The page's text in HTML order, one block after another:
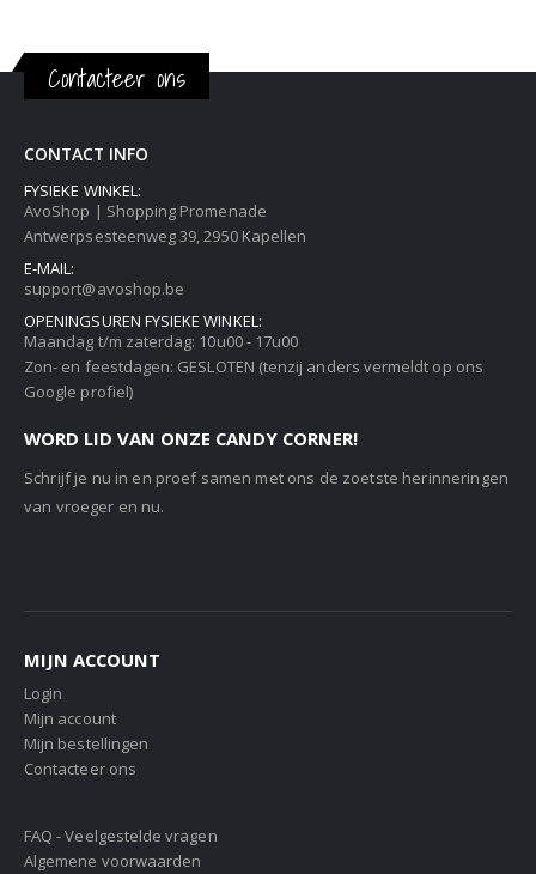
Contacteer ons
CONTACT INFO
FYSIEKE WINKEL:
AvoShop | Shopping Promenade
Antwerpsesteenweg 39, 2950 Kapellen
E-MAIL:
support@avoshop.be
OPENINGSUREN FYSIEKE WINKEL:
Maandag t/m zaterdag: 10u00 - 17u00
Zon- en feestdagen: GESLOTEN (tenzij anders vermeldt op ons
Google profiel)
WORD LID VAN ONZE CANDY CORNER!
Schrijf je nu in en proef samen met ons de zoetste herinneringen
van vroeger en nu.
MIJN ACCOUNT
Login
Mijn account
Mijn bestellingen
Contacteer ons
FAQ - Veelgestelde vragen
Algemene voorwaarden